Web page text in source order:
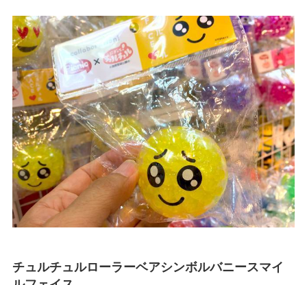
チュルチュルローラーベアシンボルバニースマイ